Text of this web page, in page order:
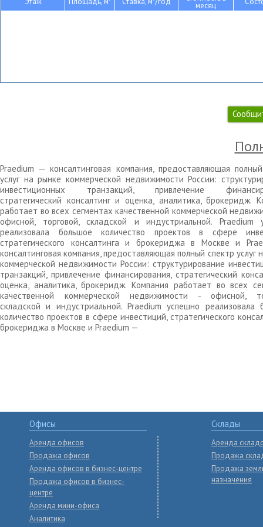
месяц
Praedium — консалтинговая компания, предоставляющая
услуг на рынке коммерческой недвижимости России:
инвестиционных транзакций, привлечение
стратегический консалтинг и оценка, аналитика, брокеридж.
работает во всех сегментах качественной коммерческой
офисной, торговой, складской и индустриальной. Praedium
реализовала большое количество проектов в сфере
стратегического консалтинга и брокериджа в Москве и
консалтинговая компания, предоставляющая полный спектр услуг
коммерческой недвижимости России: структурирование
транзакций, привлечение финансирования, стратегический
оценка, аналитика, брокеридж. Компания работает во всех
качественной коммерческой недвижимости - офисной,
складской и индустриальной. Praedium успешно реализовала
количество проектов в сфере инвестиций, стратегического
брокериджа в Москве и Praedium —
Офисы
Аренда офисов
Продажа офисов
Аренда офисов в бизнес-центре
Продажа офисов в бизнес-
центре
Аренда мини-офиса
Аналитика
Склады
Аренда
Продажа
Продажа
назначения